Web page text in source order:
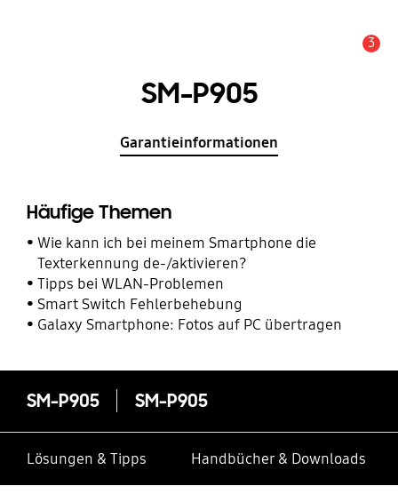
3
SM-P905
Garantieinformationen
Häufige Themen
Wie kann ich bei meinem Smartphone die
Texterkennung de-/aktivieren?
Tipps bei WLAN-Problemen
Smart Switch Fehlerbehebung
Galaxy Smartphone: Fotos auf PC übertragen
SM-P905 SM-P905
Lösungen & Tipps Handbücher & Downloads